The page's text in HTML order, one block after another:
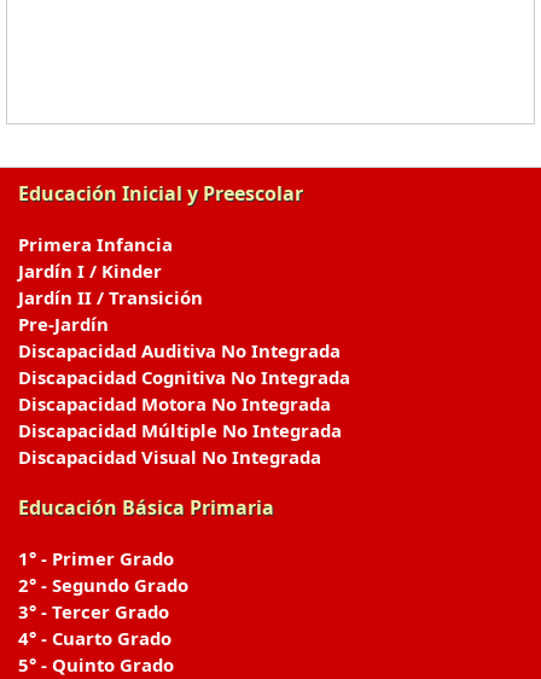
Educación Inicial y Preescolar
Primera Infancia
Jardín I / Kinder
Jardín II / Transición
Pre-Jardín
Discapacidad Auditiva No Integrada
Discapacidad Cognitiva No Integrada
Discapacidad Motora No Integrada
Discapacidad Múltiple No Integrada
Discapacidad Visual No Integrada
Educación Básica Primaria
1° - Primer Grado
2° - Segundo Grado
3° - Tercer Grado
4° - Cuarto Grado
5° - Quinto Grado